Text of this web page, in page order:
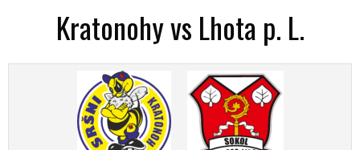
Kratonohy vs Lhota p. L.